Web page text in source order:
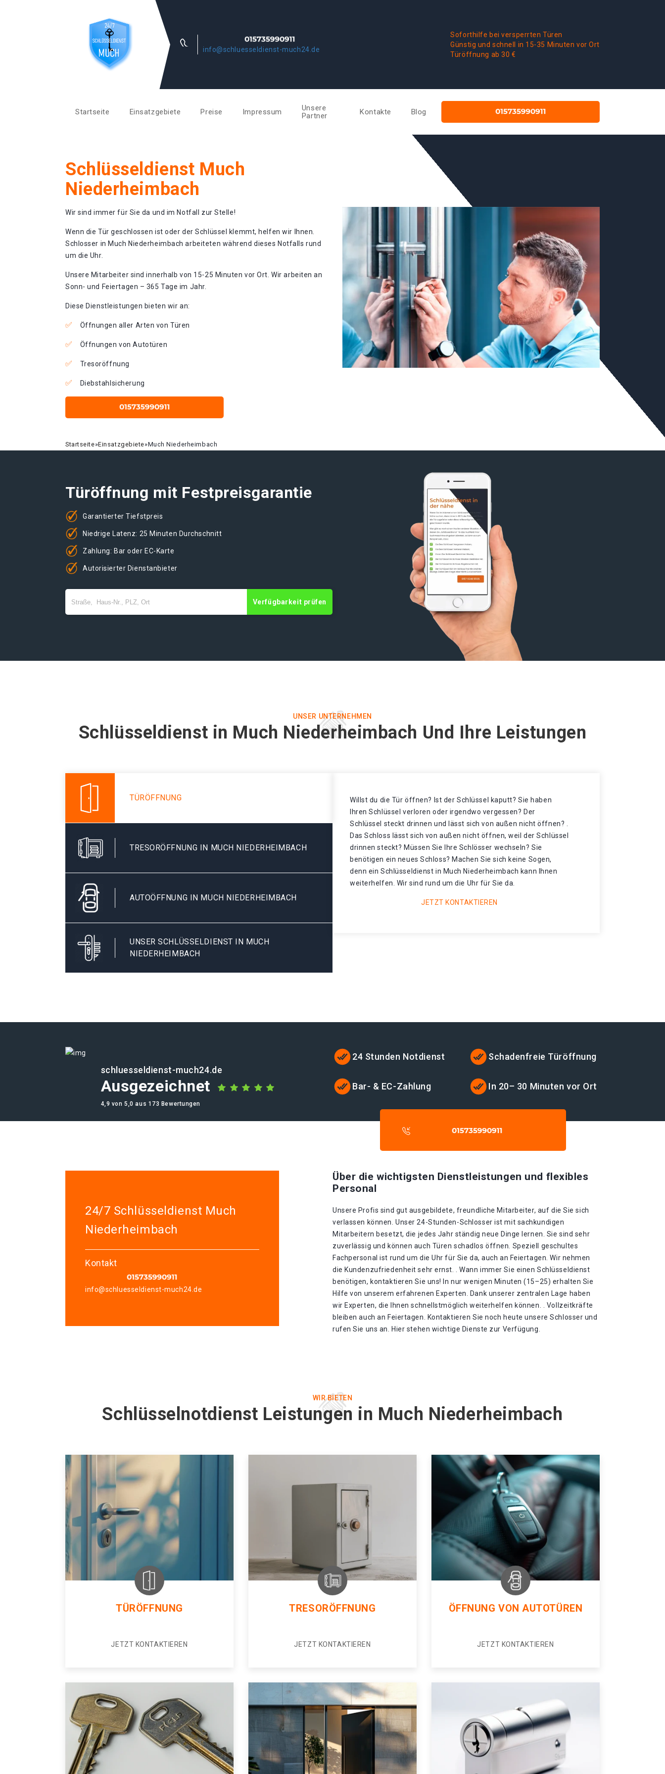
info@schluesseldienst-much24.de
Soforthilfe bei versperrten Türen
Günstig und schnell in 15-35 Minuten vor Ort
Türöffnung ab 30 €
Startseite Einsatzgebiete Preise Impressum
Unsere
Partner
Kontakte Blog
Schlüsseldienst Much
Niederheimbach
Wir sind immer für Sie da und im Notfall zur Stelle!
Wenn die Tür geschlossen ist oder der Schlüssel klemmt, helfen wir Ihnen.
Schlosser in Much Niederheimbach arbeiteten während dieses Notfalls rund
um die Uhr.
Unsere Mitarbeiter sind innerhalb von 15-25 Minuten vor Ort. Wir arbeiten an
Sonn- und Feiertagen – 365 Tage im Jahr.
Diese Dienstleistungen bieten wir an:
Öffnungen aller Arten von Türen
Öffnungen von Autotüren
Tresoröffnung
Diebstahlsicherung
Startseite»Einsatzgebiete»Much Niederheimbach
Türöffnung mit Festpreisgarantie
Garantierter Tiefstpreis
Niedrige Latenz: 25 Minuten Durchschnitt
Zahlung: Bar oder EC-Karte
Autorisierter Dienstanbieter
Verfügbarkeit prüfen
UNSER UNTERNEHMEN
Schlüsseldienst in Much Niederheimbach Und Ihre Leistungen
TÜRÖFFNUNG
TRESORÖFFNUNG IN MUCH NIEDERHEIMBACH
AUTOÖFFNUNG IN MUCH NIEDERHEIMBACH
UNSER SCHLÜSSELDIENST IN MUCH
NIEDERHEIMBACH
Willst du die Tür öffnen? Ist der Schlüssel kaputt? Sie haben
Ihren Schlüssel verloren oder irgendwo vergessen? Der
Schlüssel steckt drinnen und lässt sich von außen nicht öffnen? .
Das Schloss lässt sich von außen nicht öffnen, weil der Schlüssel
drinnen steckt? Müssen Sie Ihre Schlösser wechseln? Sie
benötigen ein neues Schloss? Machen Sie sich keine Sogen,
denn ein Schlüsseldienst in Much Niederheimbach kann Ihnen
weiterhelfen. Wir sind rund um die Uhr für Sie da.
JETZT KONTAKTIEREN
schluesseldienst-much24.de
Ausgezeichnet
4,9 von 5,0 aus 173 Bewertungen
24 Stunden Notdienst Schadenfreie Türöffnung
Bar- & EC-Zahlung In 20– 30 Minuten vor Ort
24/7 Schlüsseldienst Much
Niederheimbach
Kontakt
info@schluesseldienst-much24.de
Über die wichtigsten Dienstleistungen und flexibles
Personal
Unsere Profis sind gut ausgebildete, freundliche Mitarbeiter, auf die Sie sich
verlassen können. Unser 24-Stunden-Schlosser ist mit sachkundigen
Mitarbeitern besetzt, die jedes Jahr ständig neue Dinge lernen. Sie sind sehr
zuverlässig und können auch Türen schadlos öffnen. Speziell geschultes
Fachpersonal ist rund um die Uhr für Sie da, auch an Feiertagen. Wir nehmen
die Kundenzufriedenheit sehr ernst. . Wann immer Sie einen Schlüsseldienst
benötigen, kontaktieren Sie uns! In nur wenigen Minuten (15–25) erhalten Sie
Hilfe von unserem erfahrenen Experten. Dank unserer zentralen Lage haben
wir Experten, die Ihnen schnellstmöglich weiterhelfen können. . Vollzeitkräfte
bleiben auch an Feiertagen. Kontaktieren Sie noch heute unsere Schlosser und
rufen Sie uns an. Hier stehen wichtige Dienste zur Verfügung.
WIR BIETEN
Schlüsselnotdienst Leistungen in Much Niederheimbach
TÜRÖFFNUNG
JETZT KONTAKTIEREN
TRESORÖFFNUNG
JETZT KONTAKTIEREN
ÖFFNUNG VON AUTOTÜREN
JETZT KONTAKTIEREN